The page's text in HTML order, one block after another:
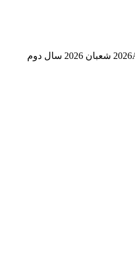
سال دوم